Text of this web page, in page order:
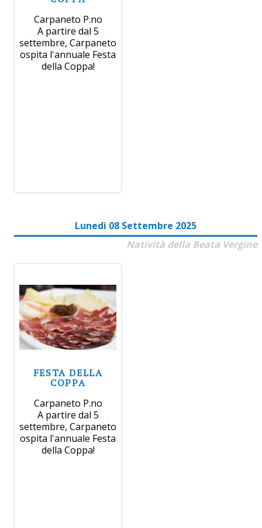
Carpaneto P.no
A partire dal 5
settembre, Carpaneto
ospita l'annuale Festa
della Coppa!
Lunedì 08 Settembre 2025
Natività della Beata Vergine
FESTA DELLA
COPPA
Carpaneto P.no
A partire dal 5
settembre, Carpaneto
ospita l'annuale Festa
della Coppa!